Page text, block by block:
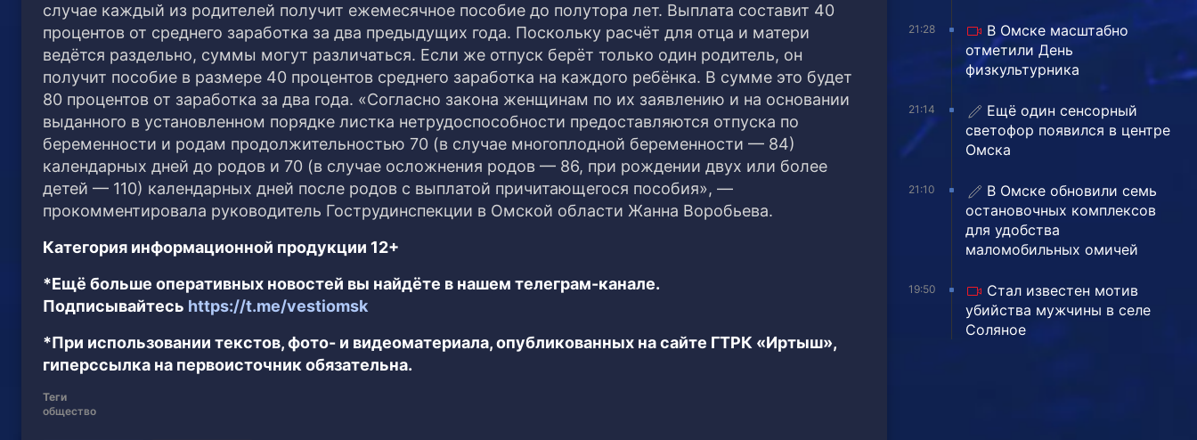
случае каждый из родителей получит ежемесячное пособие до полутора лет. Выплата составит 40
процентов от среднего заработка за два предыдущих года. Поскольку расчёт для отца и матери
ведётся раздельно, суммы могут различаться. Если же отпуск берёт только один родитель, он
получит пособие в размере 40 процентов среднего заработка на каждого ребёнка. В сумме это будет
80 процентов от заработка за два года. «Согласно закона женщинам по их заявлению и на основании
выданного в установленном порядке листка нетрудоспособности предоставляются отпуска по
беременности и родам продолжительностью 70 (в случае многоплодной беременности — 84)
календарных дней до родов и 70 (в случае осложнения родов — 86, при рождении двух или более
детей — 110) календарных дней после родов с выплатой причитающегося пособия», —
прокомментировала руководитель Гострудинспекции в Омской области Жанна Воробьева.
Категория информационной продукции 12+
*Ещё больше оперативных новостей вы найдёте в нашем телеграм-канале.
Подписывайтесь https://t.me/vestiomsk
*При использовании текстов, фото- и видеоматериала, опубликованных на сайте ГТРК «Иртыш»,
гиперссылка на первоисточник обязательна.
Теги
общество
21:28
В Омске масштабно
отметили День
физкультурника
21:14
Ещё один сенсорный
светофор появился в центре
Омска
21:10
В Омске обновили семь
остановочных комплексов
для удобства
маломобильных омичей
19:50
Стал известен мотив
убийства мужчины в селе
Соляное